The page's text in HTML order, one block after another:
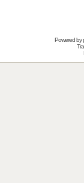
Powered by